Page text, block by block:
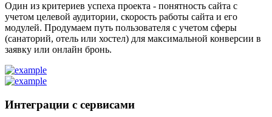
Один из критериев успеха проекта - понятность сайта с
учетом целевой аудитории, скорость работы сайта и его
модулей. Продумаем путь пользователя с учетом сферы
(санаторий, отель или хостел) для максимальной конверсии в
заявку или онлайн бронь.
Интеграции с сервисами